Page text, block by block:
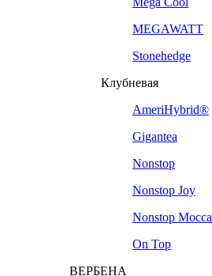
MEGAWATT
Stonehedge
Клубневая
AmeriHybrid®
Gigantea
Nonstop
Nonstop Joy
Nonstop Mocca
On Top
ВЕРБЕНА